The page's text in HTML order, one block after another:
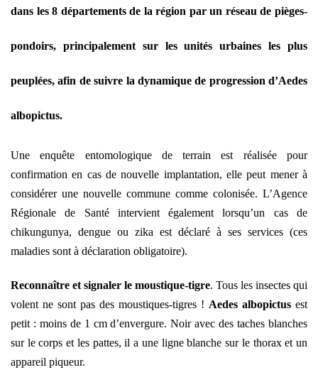
dans les 8 départements de la région par un réseau de pièges-
pondoirs, principalement sur les unités urbaines les plus
peuplées, afin de suivre la dynamique de progression d’Aedes
albopictus.
Une enquête entomologique de terrain est réalisée pour
confirmation en cas de nouvelle implantation, elle peut mener à
considérer une nouvelle commune comme colonisée. L’Agence
Régionale de Santé intervient également lorsqu’un cas de
chikungunya, dengue ou zika est déclaré à ses services (ces
maladies sont à déclaration obligatoire).
Reconnaître et signaler le moustique-tigre. Tous les insectes qui
volent ne sont pas des moustiques-tigres ! Aedes albopictus est
petit : moins de 1 cm d’envergure. Noir avec des taches blanches
sur le corps et les pattes, il a une ligne blanche sur le thorax et un
appareil piqueur.